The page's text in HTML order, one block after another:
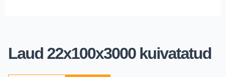
Laud 22x100x3000 kuivatatud